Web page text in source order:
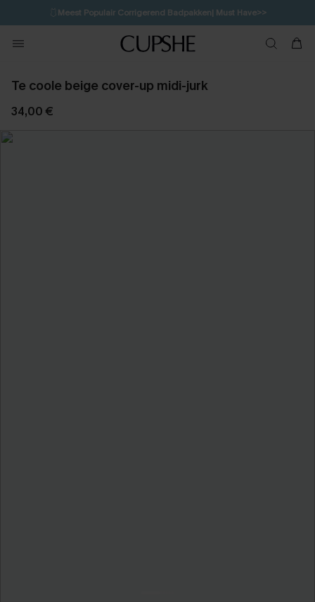
🩱Meest Populair Corrigerend Badpakken| Must Have>>
💌Abonneer je & ontvang tot 15% korting>>
Koop 3, krijg 15% korting | CODE: SW15
Te coole beige cover-up midi-jurk
34,00 €